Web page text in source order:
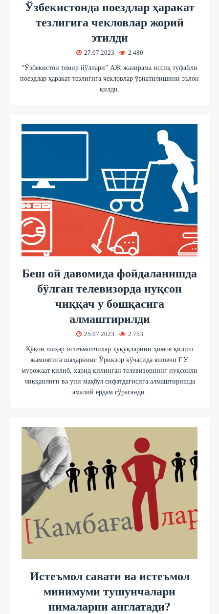
Ўзбекистонда поездлар ҳаракат
тезлигига чекловлар жорий
этилди
27.07.2023 2 480
“Ўзбекистон темир йўллари” АЖ жазирама иссиқ туфайли
поездлар ҳаракат тезлигига чекловлар ўрнатилишини эълон
қилди.
Беш ой давомида фойдаланишда
бўлган телевизорда нуқсон
чиққач у бошқасига
алмаштирилди
25.07.2023 2 753
Қўқон шаҳар истеъмолчилар ҳуқуқларини ҳимоя қилиш
жамиятига шаҳарнинг Ўрикзор кўчасида яшовчи Г.У.
мурожаат қилиб, харид қилинган телевизорнинг нуқсонли
чиққанлиги ва уни мақбул сифатдагисига алмаштиришда
амалий ёрдам сўраганди.
Истеъмол савати ва истеъмол
минимуми тушунчалари
нималарни англатади?